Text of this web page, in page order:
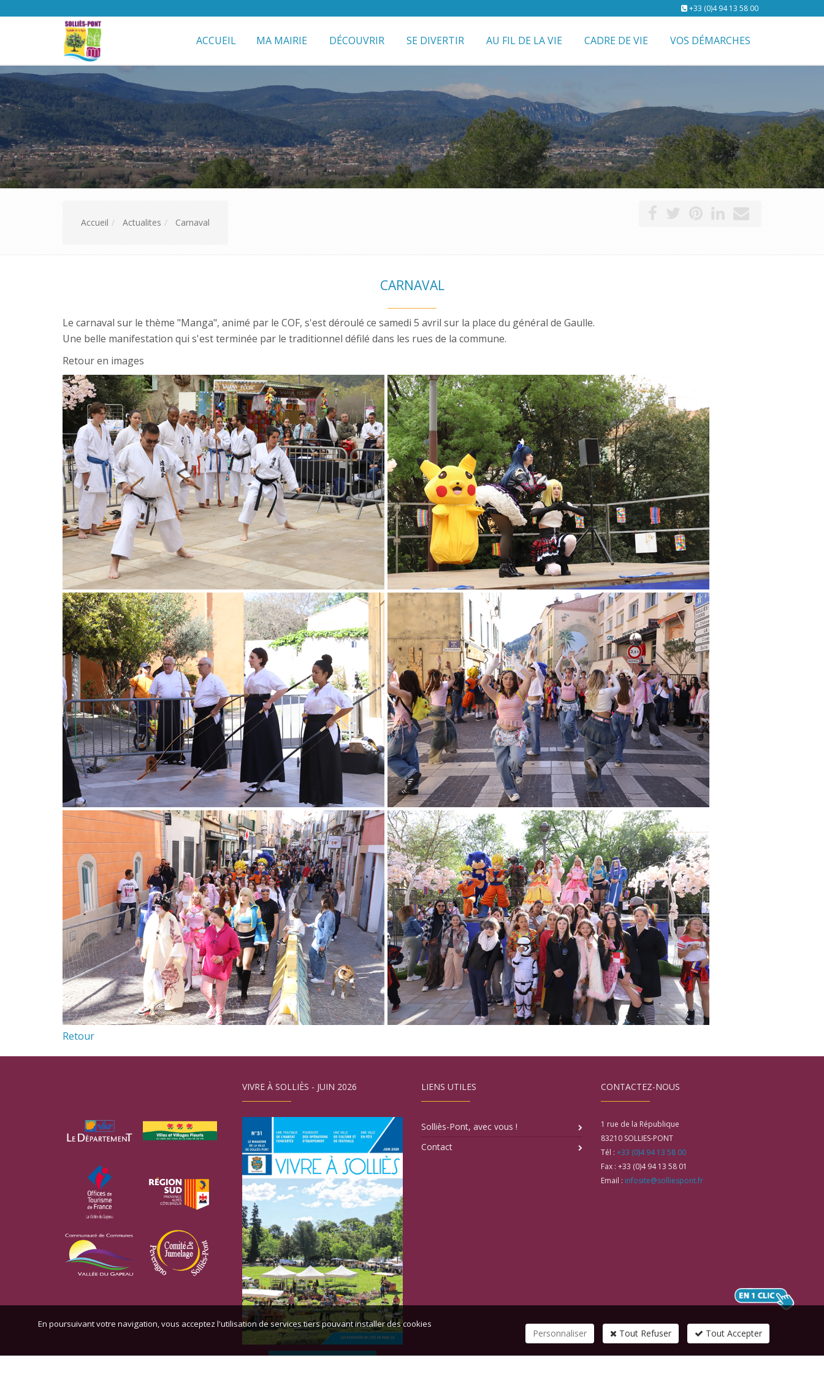
+33 (0)4 94 13 58 00
ACCUEIL MA MAIRIE DÉCOUVRIR SE DIVERTIR AU FIL DE LA VIE CADRE DE VIE VOS DÉMARCHES
Accueil Actualites Carnaval
CARNAVAL
Le carnaval sur le thème "Manga", animé par le COF, s'est déroulé ce samedi 5 avril sur la place du général de Gaulle.
Une belle manifestation qui s'est terminée par le traditionnel défilé dans les rues de la commune.
Retour en images
Retour
VIVRE À SOLLIÈS - JUIN 2026 LIENS UTILES
Solliès-Pont, avec vous !
Contact
CONTACTEZ-NOUS
1 rue de la République
83210 SOLLIES-PONT
Tél : +33 (0)4 94 13 58 00
Fax : +33 (0)4 94 13 58 01
Email : infosite@solliespont.fr
En poursuivant votre navigation, vous acceptez l'utilisation de services tiers pouvant installer des cookies
Personnaliser Tout Refuser Tout Accepter